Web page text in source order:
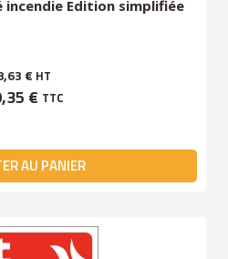
Edition simplifiée
€ HT
€ TTC
AU PANIER